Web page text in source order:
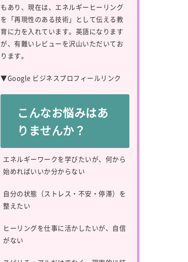
もあり、現在は、エネルギーヒーリング
を「再現性のある技術」として伝える教
育に力を入れています。英語になります
が、有難いレビューを沢山いただいてお
ります。
▼Google ビジネスプロフィールリンク
こんなお悩みはあ
りませんか？
エネルギーワークを学びたいが、何から
始めればいいか分からない
自分の状態（ストレス・不安・停滞）を
整えたい
ヒーリングを仕事に活かしたいが、自信
がない